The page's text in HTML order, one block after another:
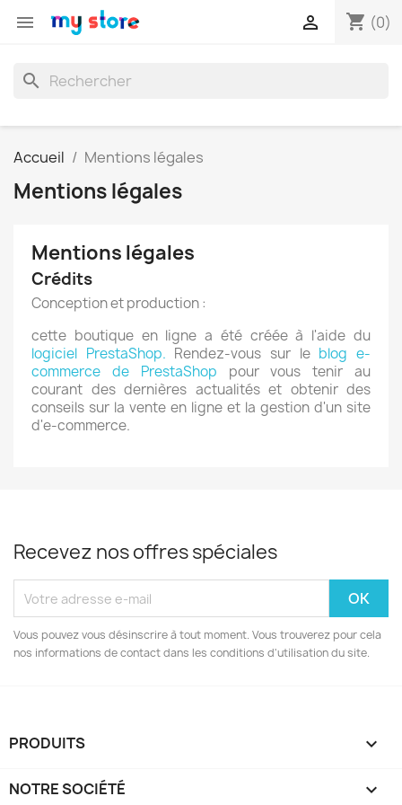
 shopping_cart (0)

search
Accueil Mentions légales
Mentions légales
Mentions légales
Crédits
Conception et production :
cette boutique en ligne a été créée à l'aide du
logiciel PrestaShop. Rendez-vous sur le blog e-
commerce de PrestaShop pour vous tenir au
courant des dernières actualités et obtenir des
conseils sur la vente en ligne et la gestion d'un site
d'e-commerce.
Recevez nos offres spéciales
Vous pouvez vous désinscrire à tout moment. Vous trouverez pour cela
nos informations de contact dans les conditions d'utilisation du site.
PRODUITS 
NOTRE SOCIÉTÉ 